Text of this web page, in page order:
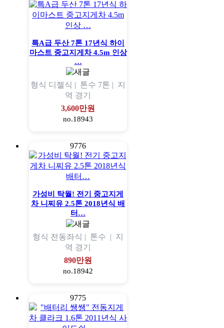
특A급 두산 7톤 17년식 하이
마스트 중고지게차 4.5m 인상
…
형식 디젤식 | 톤수 7톤 | 지
역 경기
3,600만원
no.18943
9776
가성비 탁월! 전기 중고지게
차 니찌유 2.5톤 2018년식 배
터…
형식 전동좌식 | 톤수 | 지
역 경기
890만원
no.18942
9775